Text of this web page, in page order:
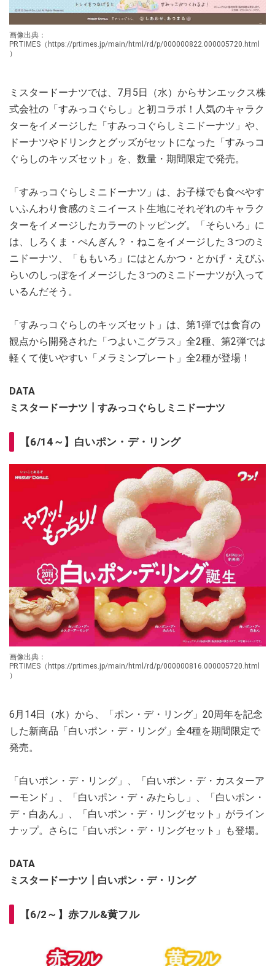
画像出典：
PRTIMES（https://prtimes.jp/main/html/rd/p/000000822.000005720.html
）
ミスタードーナツでは、7月5日（水）からサンエックス株
式会社の「すみっコぐらし」と初コラボ！人気のキャラク
ターをイメージした「すみっコぐらしミニドーナツ」や、
ドーナツやドリンクとグッズがセットになった「すみっコ
ぐらしのキッズセット」を、数量・期間限定で発売。
「すみっコぐらしミニドーナツ」は、お子様でも食べやす
いふんわり食感のミニイースト生地にそれぞれのキャラク
ターをイメージしたカラーのトッピング。「そらいろ」に
は、しろくま・ぺんぎん？・ねこをイメージした３つのミ
ニドーナツ、「ももいろ」にはとんかつ・とかげ・えびふ
らいのしっぽをイメージした３つのミニドーナツが入って
いるんだそう。
「すみっコぐらしのキッズセット」は、第1弾では食育の
観点から開発された「つよいこグラス」全2種、第2弾では
軽くて使いやすい「メラミンプレート」全2種が登場！
DATA
ミスタードーナツ┃すみっコぐらしミニドーナツ
【6/14～】白いポン・デ・リング
画像出典：
PRTIMES（https://prtimes.jp/main/html/rd/p/000000816.000005720.html
）
6月14日（水）から、「ポン・デ・リング」20周年を記念
した新商品「白いポン・デ・リング」全4種を期間限定で
発売。
「白いポン・デ・リング」、「白いポン・デ・カスターア
ーモンド」、「白いポン・デ・みたらし」、「白いポン・
デ・白あん」、「白いポン・デ・リングセット」がライン
ナップ。さらに「白いポン・デ・リングセット」も登場。
DATA
ミスタードーナツ┃白いポン・デ・リング
【6/2～】赤フル&黄フル